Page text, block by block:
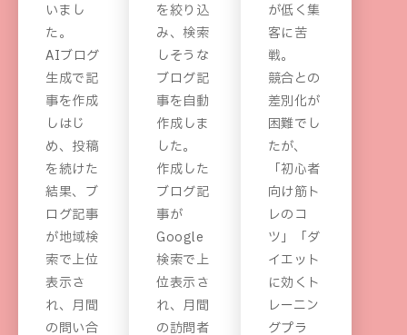
いまし
た。
AIブログ
生成で記
事を作成
しはじ
め、投稿
を続けた
結果、ブ
ログ記事
が地域検
索で上位
表示さ
れ、月間
の問い合
を絞り込
み、検索
しそうな
ブログ記
事を自動
作成しま
した。
作成した
ブログ記
事が
Google
検索で上
位表示さ
れ、月間
の訪問者
が低く集
客に苦
戦。
競合との
差別化が
困難でし
たが、
「初心者
向け筋ト
レのコ
ツ」「ダ
イエット
に効くト
レーニン
グプラ